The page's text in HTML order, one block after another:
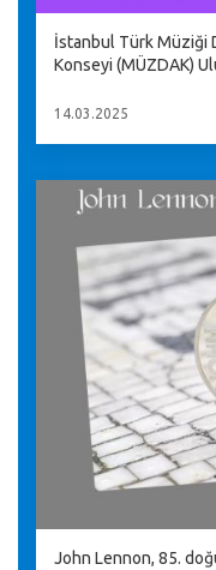
İstanbul Türk Müziği
Konseyi (MÜZDAK)
14.03.2025
John Lennon, 85.